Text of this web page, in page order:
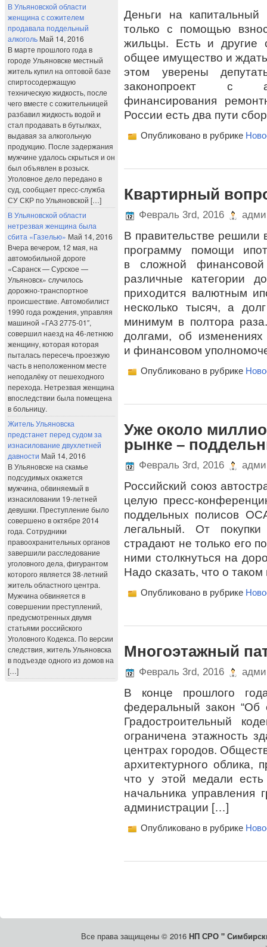
В Ульяновской области
женщина с сожителем
продавала поддельный
алкоголь Май 14, 2016
В марте прошлого года в
городе Ульяновске местный
житель купил на оптовой базе
спиртосодержащую
техническую жидкость, после
чего вместе с сожительницей
разбавил жидкость водой и
стал продавать в бутылках,
выдавая за алкогольную
продукцию. После задержания
мужчине удалось скрыться и он
был объявлен в розыск.
Уголовное дело передано в
суд, сообщает пресс-служба
СУ СКР по Ульяновской […]
В Ульяновской области
нетрезвая женщина была
сбита «Газелью» Май 14, 2016
Вчера вечером, 12 мая, на
автомобильной дороге
«Саранск — Сурское —
Ульяновск» случилось
дорожно-транспортное
происшествие. Автомобилист
1990 года рождения, управляя
машиной «ГАЗ 2775-01″,
совершил наезд на 46-летнюю
женщину, которая которая
пыталась пересечь проезжую
часть в неположенном месте
неподалёку от пешеходного
перехода. Нетрезвая женщина
впоследствии была помещена
в больницу.
Житель Ульяновска
предстанет перед судом за
изнасилование двухлетней
давности Май 14, 2016
В Ульяновске на скамье
подсудимых окажется
мужчина, обвиняемый в
изнасиловании 19-летней
девушки. Преступление было
совершено в октябре 2014
года. Сотрудники
правоохранительных органов
завершили расследование
уголовного дела, фигурантом
которого является 38-летний
житель областного центра.
Мужчина обвиняется в
совершении преступлений,
предусмотренных двумя
статьями российского
Уголовного Кодекса. По версии
следствия, житель Ульяновска
в подъезде одного из домов на
[…]
Деньги на
только с помощью
жильцы. Есть и другие
общее имущество и ждать
этом уверены
законопроект с
финансирования
России есть два пути
Опубликовано в рубрике
Квартирный
Февраль 3rd, 2016
В правительстве решили
программу помощи
в сложной
различные категории
приходится валютным
несколько тысяч, а
минимум в полтора
долгами, об
и финансовом
Опубликовано в рубрике
Уже около
рынке –
Февраль 3rd, 2016
Российский союз
целую пресс-
поддельных полисов
легальный. От покупки
страдают не только его
ними столкнуться на
Надо сказать, что о
Опубликовано в рубрике
Многоэтажный
Февраль 3rd, 2016
В конце прошлого
федеральный закон “Об
Градостроительный
ограничена этажность
центрах городов.
архитектурного облика,
что у этой медали
начальника управления
администрации […]
Опубликовано в рубрике
Все права защищены © 2016 НП СРО "